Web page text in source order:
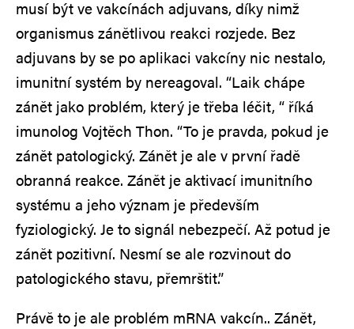
musí být ve vakcínách adjuvans, díky nimž
organismus zánětlivou reakci rozjede. Bez
adjuvans by se po aplikaci vakcíny nic nestalo,
imunitní systém by nereagoval. “Laik chápe
zánět jako problém, který je třeba léčit, “ říká
imunolog Vojtěch Thon. “To je pravda, pokud je
zánět patologický. Zánět je ale v první řadě
obranná reakce. Zánět je aktivací imunitního
systému a jeho význam je především
fyziologický. Je to signál nebezpečí. Až potud je
zánět pozitivní. Nesmí se ale rozvinout do
patologického stavu, přemrštit.”
Právě to je ale problém mRNA vakcín.. Zánět,